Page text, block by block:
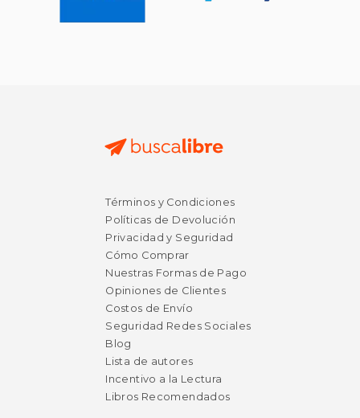
$ 48.10
$ 24.05
12%
Términos y Condiciones
Políticas de Devolución
Privacidad y Seguridad
Cómo Comprar
Nuestras Formas de Pago
Opiniones de Clientes
Costos de Envío
Seguridad Redes Sociales
Blog
Lista de autores
Incentivo a la Lectura
Libros Recomendados